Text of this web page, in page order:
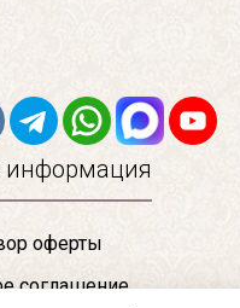
оферты
соглашение